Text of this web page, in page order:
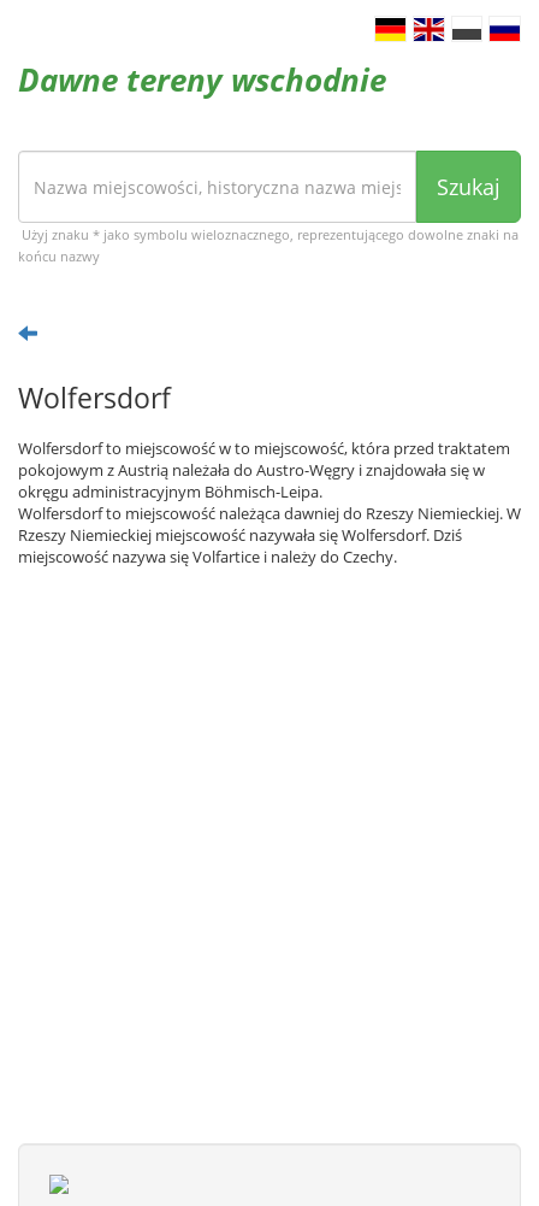
Dawne tereny wschodnie
Szukaj
Użyj znaku * jako symbolu wieloznacznego, reprezentującego dowolne znaki na
końcu nazwy
Wolfersdorf
Wolfersdorf to miejscowość w to miejscowość, która przed traktatem
pokojowym z Austrią należała do Austro-Węgry i znajdowała się w
okręgu administracyjnym Böhmisch-Leipa.
Wolfersdorf to miejscowość należąca dawniej do Rzeszy Niemieckiej. W
Rzeszy Niemieckiej miejscowość nazywała się Wolfersdorf. Dziś
miejscowość nazywa się Volfartice i należy do Czechy.